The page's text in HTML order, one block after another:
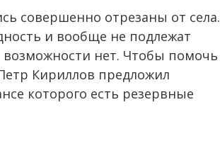
совершенно отрезаны от села.
и вообще не подлежат
возможности нет. Чтобы помочь
Кириллов предложил
которого есть резервные